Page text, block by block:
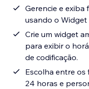
Gerencie e exiba
usando o
Crie um widget
para exibir o
de codificação.
Escolha entre os
24 horas e